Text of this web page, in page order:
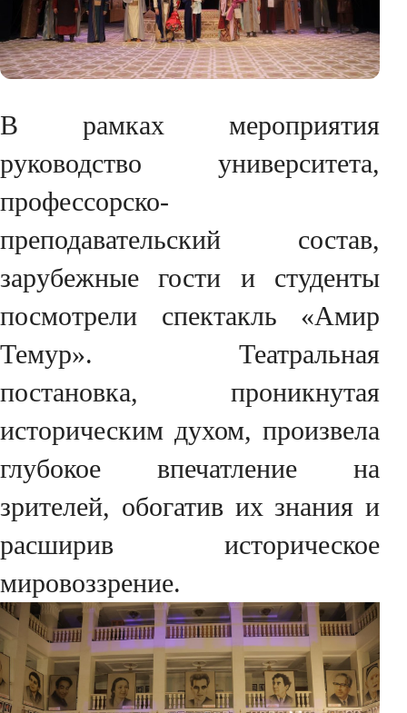
В рамках мероприятия
руководство университета,
профессорско-
преподавательский состав,
зарубежные гости и студенты
посмотрели спектакль «Амир
Темур». Театральная
постановка, проникнутая
историческим духом, произвела
глубокое впечатление на
зрителей, обогатив их знания и
расширив историческое
мировоззрение.